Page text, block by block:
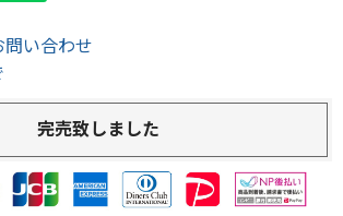
問い合わせ
完売致しました